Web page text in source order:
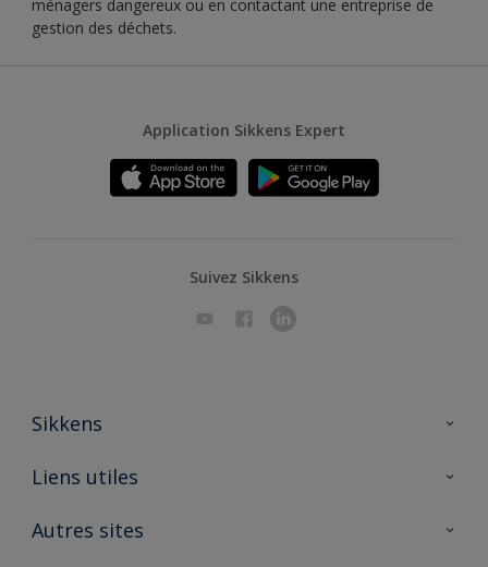
ménagers dangereux ou en contactant une entreprise de
gestion des déchets.
Application Sikkens Expert
Suivez Sikkens
Sikkens
A propos de Sikkens
Liens utiles
Ouvrir un magasin PASS
Autres sites